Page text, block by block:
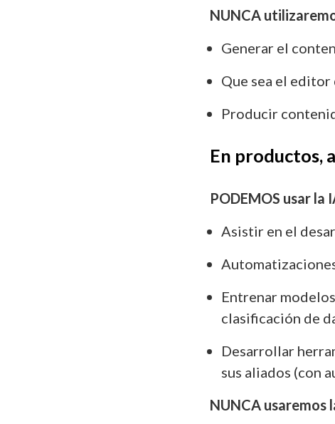
NUNCA
Generar el
Que sea el
Producir
En productos,
PODEMOS usar la
Asistir en el
Entrenar
clasificación de
Desarrollar
sus aliados (con
NUNCA usaremos